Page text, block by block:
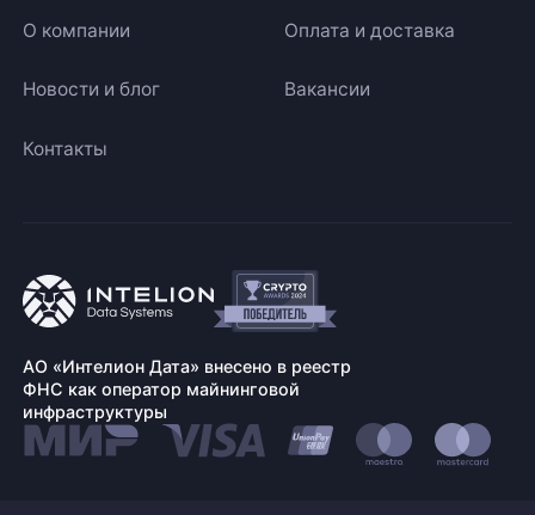
О компании Оплата и доставка
Новости и блог Вакансии
Контакты
АО «Интелион Дата» внесено в реестр
ФНС как оператор майнинговой
инфраструктуры